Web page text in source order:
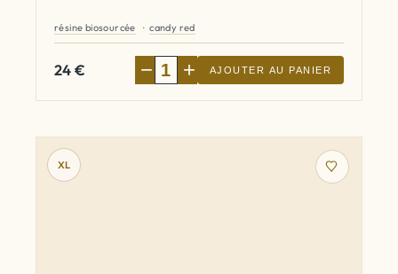
résine biosourcée candy red
24€ − + AJOUTER AU PANIER
XL